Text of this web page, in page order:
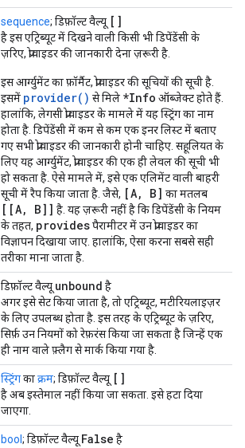
sequence; डिफ़ॉल्ट वैल्यू []
है इस एट्रिब्यूट में दिखने वाली किसी भी डिपेंडेंसी के
ज़रिए, प्रोवाइडर की जानकारी देना ज़रूरी है.
इस आर्ग्युमेंट का फ़ॉर्मैट, प्रोवाइडर की सूचियों की सूची है.
इसमें provider() से मिले *Info ऑब्जेक्ट होते हैं.
हालांकि, लेगसी प्रोवाइडर के मामले में यह स्ट्रिंग का नाम
होता है. डिपेंडेंसी में कम से कम एक इनर लिस्ट में बताए
गए सभी प्रोवाइडर की जानकारी होनी चाहिए. सहूलियत के
लिए यह आर्ग्युमेंट, प्रोवाइडर की एक ही लेवल की सूची भी
हो सकता है. ऐसे मामले में, इसे एक एलिमेंट वाली बाहरी
सूची में रैप किया जाता है. जैसे, [A, B] का मतलब
[[A, B]] है. यह ज़रूरी नहीं है कि डिपेंडेंसी के नियम
के तहत, providesपैरामीटर में उन प्रोवाइडर का
विज्ञापन दिखाया जाए. हालांकि, ऐसा करना सबसे सही
तरीका माना जाता है.
डिफ़ॉल्ट वैल्यू unbound है
अगर इसे सेट किया जाता है, तो एट्रिब्यूट, मटीरियलाइज़र
के लिए उपलब्ध होता है. इस तरह के एट्रिब्यूट के ज़रिए,
सिर्फ़ उन नियमों को रेफ़रंस किया जा सकता है जिन्हें एक
ही नाम वाले फ़्लैग से मार्क किया गया है.
स्ट्रिंगकाक्रम; डिफ़ॉल्ट वैल्यू []
है अब इस्तेमाल नहीं किया जा सकता. इसे हटा दिया
जाएगा.
bool ; डिफ़ॉल्ट वैल्यू False है